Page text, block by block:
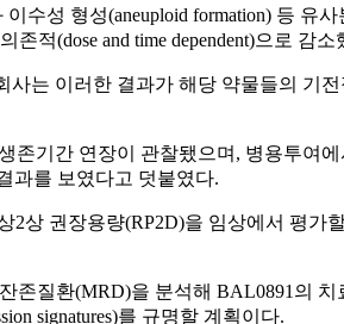
성 형성(aneuploid formation) 등 유
적(dose and time dependent)으로 감소
는 이러한 결과가 해당 약물들의 기
기간 연장이 관찰됐으며, 병용투여
과를 보였다고 덧붙였다.
상 권장용량(RP2D)을 임상에서 평
질환(MRD)을 분석해 BAL0891의
signatures)를 규명할 계획이다.